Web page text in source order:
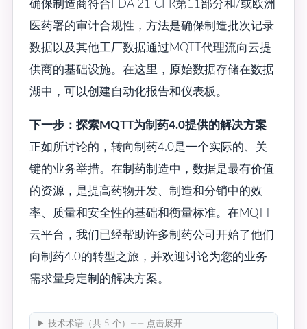
确保制造商符合FDA 21 CFR第11部分和/或欧洲
医药署的审计合规性，方法是确保制造批次记录
数据以及其他工厂数据通过MQTT代理流向云提
供商的基础设施。在这里，原始数据存储在数据
湖中，可以创建自动化报告和仪表板。
下一步：探索MQTT为制药4.0提供的解决方案
正如所讨论的，转向制药4.0是一个实际的、关
键的业务举措。在制药制造中，数据是最有价值
的资源，是提高药物开发、制造和分销中的效
率、质量和安全性的基础和衡量标准。在MQTT
云平台，我们已经帮助许多制药公司开始了他们
向制药4.0的转型之旅，并欢迎讨论为您的业务
需求量身定制的解决方案。
技术术语（共 5 个）—— 点击展开